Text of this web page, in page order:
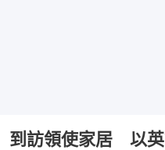
到訪領使家居 以